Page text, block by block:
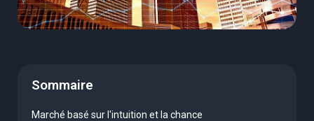
Sommaire
Marché basé sur l'intuition et la chance